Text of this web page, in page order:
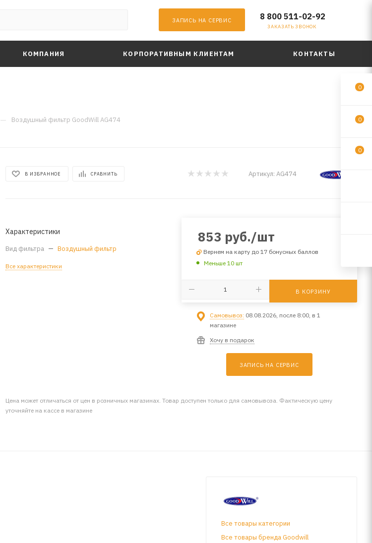
ЗАПИСЬ НА СЕРВИС 8 800 511-02-92
ЗАКАЗАТЬ ЗВОНОК
КОМПАНИЯ КОРПОРАТИВНЫМ КЛИЕНТАМ КОНТАКТЫ
— Воздушный фильтр GoodWill AG474
В ИЗБРАННОЕ СРАВНИТЬ Артикул: AG474
Характеристики
Вид фильтра — Воздушный фильтр
Все характеристики
853 руб./шт
Вернем на карту до 17 бонусных баллов
Меньше 10 шт
В КОРЗИНУ
Самовывоз: 08.08.2026, после 8:00, в 1
магазине
Хочу в подарок
ЗАПИСЬ НА СЕРВИС
Цена может отличаться от цен в розничных магазинах. Товар доступен только для самовывоза. Фактическую цену
уточняйте на кассе в магазине
Все товары категории
Все товары бренда Goodwill
0
0
0